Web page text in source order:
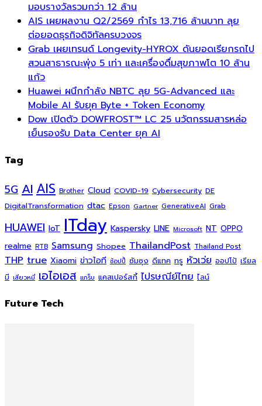
มอบรางวัลรวมกว่า 12 ล้าน
AIS เผยผลงาน Q2/2569 กำไร 13,716 ล้านบาท ลุย
ต่อยอดธุรกิจดิจิทัลครบวงจร
Grab เผยเทรนด์ Longevity-HYROX ดันยอดเรียกรถไป
สวนสาธารณะพุ่ง 5 เท่า และเครื่องดื่มสุขภาพโต 10 ล้าน
แก้ว
Huawei ผนึกกำลัง NBTC ลุย 5G-Advanced และ
Mobile AI รับยุค Byte + Token Economy
Dow เปิดตัว DOWFROST™ LC 25 นวัตกรรมสารหล่อ
เย็นรองรับ Data Center ยุค AI
Tag
5G AI AIS Brother Cloud COVID-19 Cybersecurity DE
DigitalTransformation dtac Epson Gartner GenerativeAI Grab
HUAWEI IoT ITday Kaspersky LINE Microsoft NT OPPO
realme RTB Samsung Shopee ThailandPost Thailand Post
THP true Xiaomi ข่าวไอที ช้อปปี้ ซัมซุง ดีแทค ทรู หัวเว่ย ออปโป้ เรียล
มี เสียวหมี่ เอไอเอส แกร็บ แคสเปอร์สกี้ ไปรษณีย์ไทย ไลน์
Future Tech